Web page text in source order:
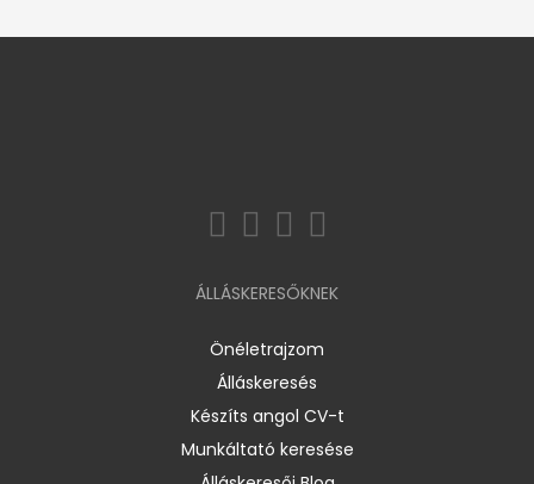
ÁLLÁSKERESŐKNEK
Önéletrajzom
Álláskeresés
Készíts angol CV-t
Munkáltató keresése